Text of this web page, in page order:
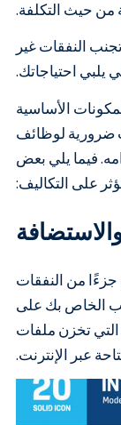
من حيث التكلفة.
النفقات غير
يلبي احتياجاتك.
الأساسية
ضرورية لوظائف
فيما يلي بعض
على التكاليف:
من النفقات
الخاص بك على
تخزن ملفات
عبر الإنترنت.